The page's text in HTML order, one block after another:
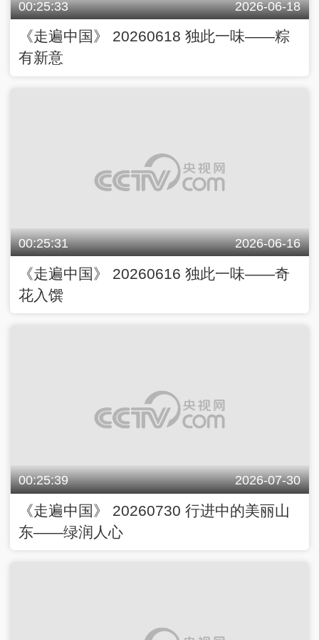
00:25:33 2026-06-18
《走遍中国》 20260618 独此一味——粽
有新意
00:25:31 2026-06-16
《走遍中国》 20260616 独此一味——奇
花入馔
00:25:39 2026-07-30
《走遍中国》 20260730 行进中的美丽山
东——绿润人心